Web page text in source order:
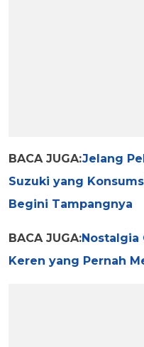
BACA JUGA:Jelang
Suzuki yang
Begini Tampangnya
BACA JUGA:
Keren yang Pernah